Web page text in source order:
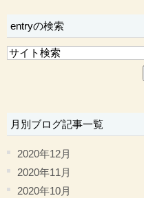
entryの検索
月別ブログ記事一覧
2020年12月
2020年11月
2020年10月